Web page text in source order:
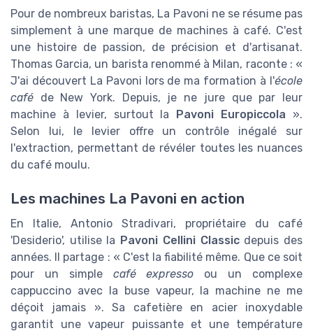
Pour de nombreux baristas, La Pavoni ne se résume pas
simplement à une marque de machines à café. C'est
une histoire de passion, de précision et d'artisanat.
Thomas Garcia, un barista renommé à Milan, raconte : «
J'ai découvert La Pavoni lors de ma formation à l'école
café de New York. Depuis, je ne jure que par leur
machine à levier, surtout la
Pavoni Europiccola ».
Selon lui, le levier offre un contrôle inégalé sur
l'extraction, permettant de révéler toutes les nuances
du café moulu.
Les machines La Pavoni en action
En Italie, Antonio Stradivari, propriétaire du café
'Desiderio', utilise la Pavoni Cellini Classicdepuis des
années. Il partage : « C'est la fiabilité même. Que ce soit
pour un simple café expresso ou un complexe
cappuccino avec la buse vapeur, la machine ne me
déçoit jamais ». Sa cafetière en acier inoxydable
garantit une vapeur puissante et une température